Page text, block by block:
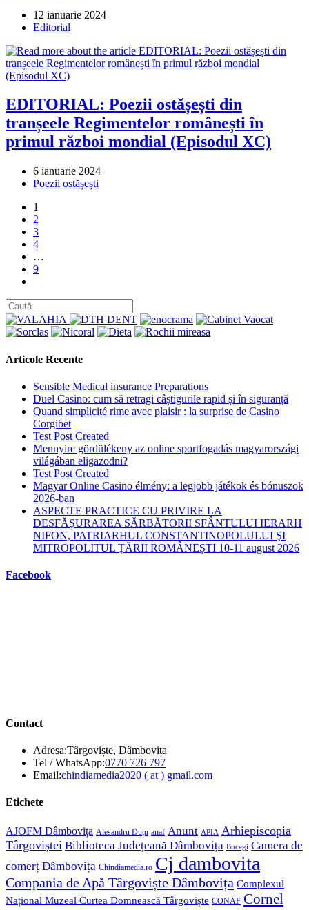
Post
published:
12 ianuarie 2024
Post
Editorial
EDITORIAL: Poezii ostășești din
tranșeele Regimentelor românești în
primul război mondial (Episodul XC)
Post
published:
6 ianuarie 2024
Post
Poezii ostășești
1
2
3
4
…
9
next
page
Articole Recente
Sensible Medical insurance Preparations
Duel Casino: cum să retragi câștigurile rapid și în siguranță
Quand simplicité rime avec plaisir : la surprise de Casino
Corgibet
Test Post Created
Mennyire gördülékeny az online sportfogadás magyarországi
világában eligazodni?
Test Post Created
Magyar Online Casino élmény: a legjobb játékok és bónuszok
2026-ban
ASPECTE PRACTICE CU PRIVIRE LA
DESFĂȘURAREA SĂRBĂTORII SFÂNTULUI IERARH
NIFON, PATRIARHUL CONSTANTINOPOLULUI ŞI
MITROPOLITUL ȚĂRII ROMÂNEȘTI 10-11 august 2026
Facebook
Contact
Adresa:Târgoviște, Dâmbovița
Tel / WhatsApp:0770 726 797Opens
in
Email:chindiamedia2020 ( at ) gmail.comOpens
Etichete
AJOFM Dâmbovița Alesandru Duțu anaf Anunt APIA Arhiepiscopia
Târgoviștei Biblioteca Județeană Dâmbovița Bucegi Camera de
comerț Dâmbovița Chindiamedia.ro Cj dambovita
Compania de Apă Târgoviște Dâmbovița Complexul
Național Muzeal Curtea Domnească Târgoviște CONAF Cornel